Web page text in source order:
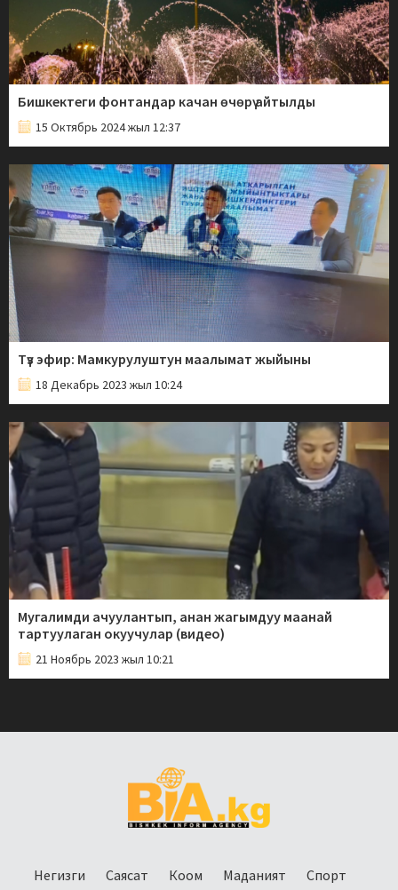
Бишкектеги фонтандар качан өчөрү айтылды
15 Октябрь 2024 жыл 12:37
Түз эфир: Мамкурулуштун маалымат жыйыны
18 Декабрь 2023 жыл 10:24
Мугалимди ачуулантып, анан жагымдуу маанай
тартуулаган окуучулар (видео)
21 Ноябрь 2023 жыл 10:21
Негизги Саясат Коом Маданият Спорт